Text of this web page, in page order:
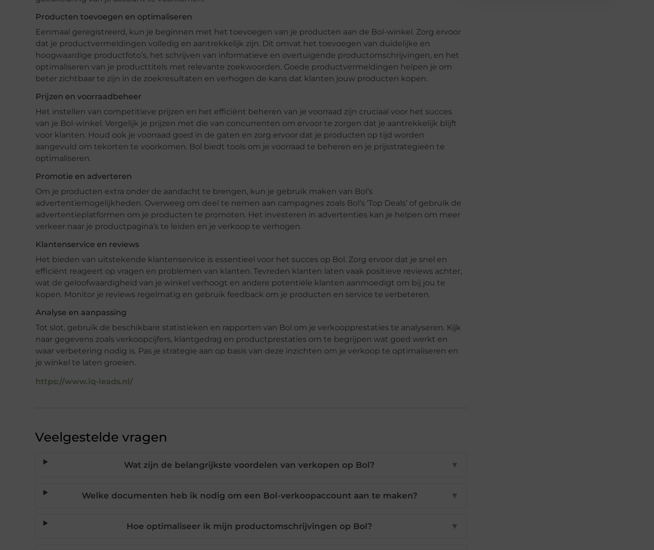
Producten toevoegen en optimaliseren
Eenmaal geregistreerd, kun je beginnen met het toevoegen van je producten aan de Bol-winkel. Zorg ervoor
dat je productvermeldingen volledig en aantrekkelijk zijn. Dit omvat het toevoegen van duidelijke en
hoogwaardige productfoto’s, het schrijven van informatieve en overtuigende productomschrijvingen, en het
optimaliseren van je producttitels met relevante zoekwoorden. Goede productvermeldingen helpen je om
beter zichtbaar te zijn in de zoekresultaten en verhogen de kans dat klanten jouw producten kopen.
Prijzen en voorraadbeheer
Het instellen van competitieve prijzen en het efficiënt beheren van je voorraad zijn cruciaal voor het succes
van je Bol-winkel. Vergelijk je prijzen met die van concurrenten om ervoor te zorgen dat je aantrekkelijk blijft
voor klanten. Houd ook je voorraad goed in de gaten en zorg ervoor dat je producten op tijd worden
aangevuld om tekorten te voorkomen. Bol biedt tools om je voorraad te beheren en je prijsstrategieën te
optimaliseren.
Promotie en adverteren
Om je producten extra onder de aandacht te brengen, kun je gebruik maken van Bol’s
advertentiemogelijkheden. Overweeg om deel te nemen aan campagnes zoals Bol’s ‘Top Deals’ of gebruik de
advertentieplatformen om je producten te promoten. Het investeren in advertenties kan je helpen om meer
verkeer naar je productpagina’s te leiden en je verkoop te verhogen.
Klantenservice en reviews
Het bieden van uitstekende klantenservice is essentieel voor het succes op Bol. Zorg ervoor dat je snel en
efficiënt reageert op vragen en problemen van klanten. Tevreden klanten laten vaak positieve reviews achter,
wat de geloofwaardigheid van je winkel verhoogt en andere potentiële klanten aanmoedigt om bij jou te
kopen. Monitor je reviews regelmatig en gebruik feedback om je producten en service te verbeteren.
Analyse en aanpassing
Tot slot, gebruik de beschikbare statistieken en rapporten van Bol om je verkoopprestaties te analyseren. Kijk
naar gegevens zoals verkoopcijfers, klantgedrag en productprestaties om te begrijpen wat goed werkt en
waar verbetering nodig is. Pas je strategie aan op basis van deze inzichten om je verkoop te optimaliseren en
je winkel te laten groeien.
https://www.iq-leads.nl/
Veelgestelde vragen
Wat zijn de belangrijkste voordelen van verkopen op Bol? ▼
Welke documenten heb ik nodig om een Bol-verkoopaccount aan te maken? ▼
Hoe optimaliseer ik mijn productomschrijvingen op Bol? ▼